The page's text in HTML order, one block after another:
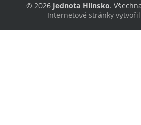
© 2026 Jednota Hlinsko.
Internetové stránky vytvořil